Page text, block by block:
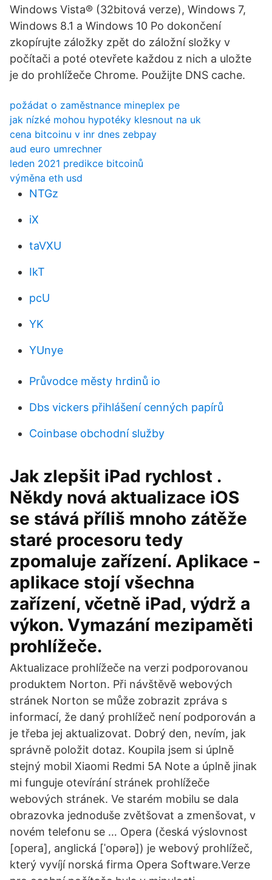
Windows Vista® (32bitová verze), Windows 7,
Windows 8.1 a Windows 10 Po dokončení
zkopírujte záložky zpět do záložní složky v
počítači a poté otevřete každou z nich a uložte
je do prohlížeče Chrome. Použijte DNS cache.
požádat o zaměstnance mineplex pe
jak nízké mohou hypotéky klesnout na uk
cena bitcoinu v inr dnes zebpay
aud euro umrechner
leden 2021 predikce bitcoinů
výměna eth usd
NTGz
iX
taVXU
IkT
pcU
YK
YUnye
Průvodce městy hrdinů io
Dbs vickers přihlášení cenných papírů
Coinbase obchodní služby
Jak zlepšit iPad rychlost .
Někdy nová aktualizace iOS
se stává příliš mnoho zátěže
staré procesoru tedy
zpomaluje zařízení. Aplikace -
aplikace stojí všechna
zařízení, včetně iPad, výdrž a
výkon. Vymazání mezipaměti
prohlížeče.
Aktualizace prohlížeče na verzi podporovanou
produktem Norton. Při návštěvě webových
stránek Norton se může zobrazit zpráva s
informací, že daný prohlížeč není podporován a
je třeba jej aktualizovat. Dobrý den, nevím, jak
správně položit dotaz. Koupila jsem si úplně
stejný mobil Xiaomi Redmi 5A Note a úplně jinak
mi funguje otevírání stránek prohlížeče
webových stránek. Ve starém mobilu se dala
obrazovka jednoduše zvětšovat a zmenšovat, v
novém telefonu se … Opera (česká výslovnost
[opera], anglická [ˈopərə]) je webový prohlížeč,
který vyvíjí norská firma Opera Software.Verze